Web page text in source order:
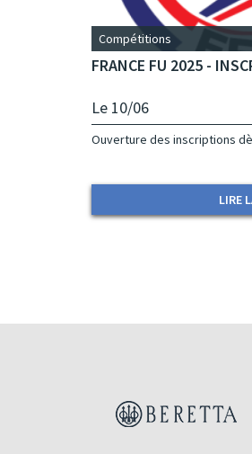
Compétitions
FRANCE FU 2025 -
Le 10/06
Ouverture des inscriptions
LIRE